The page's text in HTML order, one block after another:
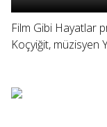
Film Gibi Hayatlar
Koçyiğit, müzisyen